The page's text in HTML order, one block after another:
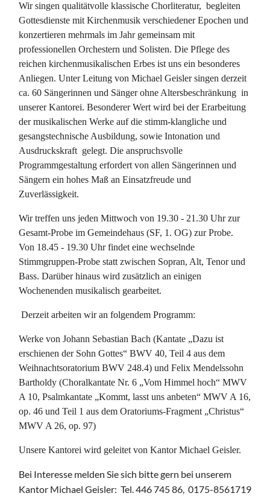
Wir singen qualitätvolle klassische Chorliteratur, begleiten
Gottesdienste mit Kirchenmusik verschiedener Epochen und
konzertieren mehrmals im Jahr gemeinsam mit
professionellen Orchestern und Solisten. Die Pflege des
reichen kirchenmusikalischen Erbes ist uns ein besonderes
Anliegen. Unter Leitung von Michael Geisler singen derzeit
ca. 60 Sängerinnen und Sänger ohne Altersbeschränkung in
unserer Kantorei. Besonderer Wert wird bei der Erarbeitung
der musikalischen Werke auf die stimm-klangliche und
gesangstechnische Ausbildung, sowie Intonation und
Ausdruckskraft gelegt. Die anspruchsvolle
Programmgestaltung erfordert von allen Sängerinnen und
Sängern ein hohes Maß an Einsatzfreude und
Zuverlässigkeit.
Wir treffen uns jeden Mittwoch von 19.30 - 21.30 Uhr zur
Gesamt-Probe im Gemeindehaus (SF, 1. OG) zur Probe.
Von 18.45 - 19.30 Uhr findet eine wechselnde
Stimmgruppen-Probe statt zwischen Sopran, Alt, Tenor und
Bass. Darüber hinaus wird zusätzlich an einigen
Wochenenden musikalisch gearbeitet.
Derzeit arbeiten wir an folgendem Programm:
Werke von Johann Sebastian Bach (Kantate „Dazu ist
erschienen der Sohn Gottes“ BWV 40, Teil 4 aus dem
Weihnachtsoratorium BWV 248.4) und Felix Mendelssohn
Bartholdy (Choralkantate Nr. 6 „Vom Himmel hoch“ MWV
A 10, Psalmkantate „Kommt, lasst uns anbeten“ MWV A 16,
op. 46 und Teil 1 aus dem Oratoriums-Fragment „Christus“
MWV A 26, op. 97)
Unsere Kantorei wird geleitet von Kantor Michael Geisler.
Bei Interesse melden Sie sich bitte gern bei unserem
Kantor Michael Geisler: Tel. 446 745 86, 0175-8561719